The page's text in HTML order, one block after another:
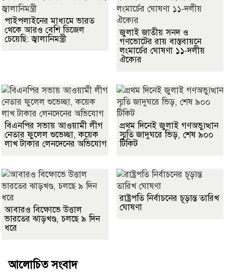
পাইপলাইনের মাধ্যমে ভারত
থেকে আরও বেশি ডিজেল
চেয়েছি: জ্বালানিমন্ত্রী
জুলাই জাতীয় সনদ ও
গণভোটের রায় বাস্তবায়নে
লংমার্চের ঘোষণা ১১-দলীয়
ঐক্যের
বিএনপির সভায় আওয়ামী লীগ
নেতার ফুলেল শুভেচ্ছা, কয়েক
লাখ টাকার লেনদেনের অভিযোগ
প্রথম দিনেই জুলাই গণঅভ্যুত্থান
স্মৃতি জাদুঘরে ভিড়, শেষ ৯০০
টিকিট
আবারও বিক্ষোভে উত্তাল
ভারতের ঝাড়খণ্ড, চলছে ৯ দিন
ধরে
রাষ্ট্রপতি নির্বাচনের চূড়ান্ত তারিখ
ঘোষণা
আলোচিত সংবাদ